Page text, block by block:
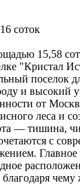
16 соток
15,58
"Кристал
поселок
и высокий
от
леса и
— тишина,
с